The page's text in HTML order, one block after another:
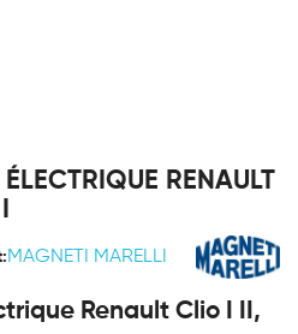
RENAULT
MAGNETI MARELLI
Renault Clio I II,